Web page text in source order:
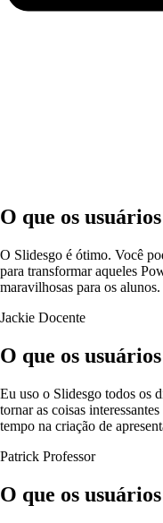
O que os
O Slidesgo é ótimo. Você
para transformar aqueles
maravilhosas para os alunos.
Jackie Docente
O que os
Eu uso o Slidesgo todos os
tornar as coisas
tempo na criação de
Patrick Professor
O que os